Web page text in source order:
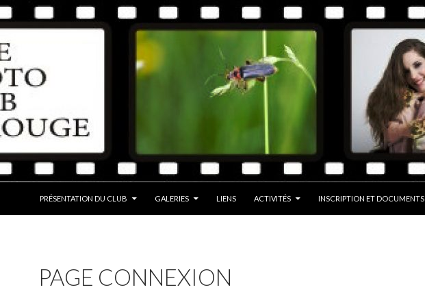
PRÉSENTATION DU CLUB
GALERIES LIENS ACTIVITÉS INSCRIPTION ET DOCUMENTS
PAGE CONNEXION